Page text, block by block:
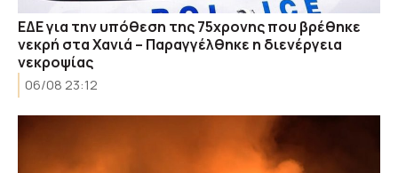
ΕΔΕ για την υπόθεση της 75χρονης που βρέθηκε
νεκρή στα Χανιά – Παραγγέλθηκε η διενέργεια
νεκροψίας
06/08 23:12